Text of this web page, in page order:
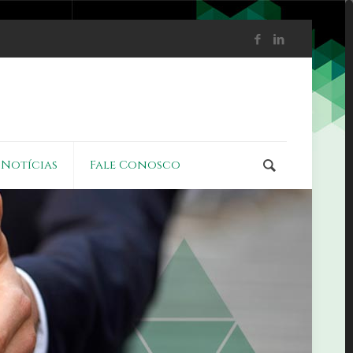
Notícias Fale Conosco